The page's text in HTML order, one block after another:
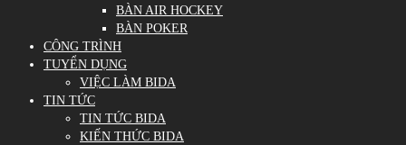
BÀN AIR HOCKEY
BÀN POKER
CÔNG TRÌNH
TUYỂN DỤNG
VIỆC LÀM BIDA
TIN TỨC
TIN TỨC BIDA
KIẾN THỨC BIDA